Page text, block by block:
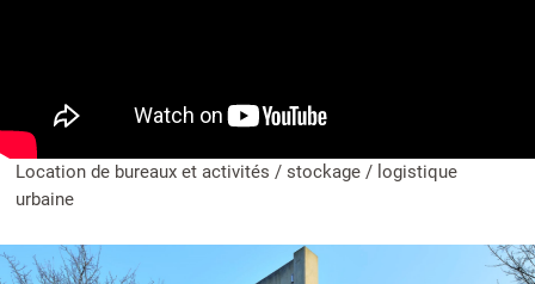
Location de bureaux et activités / stockage / logistique
urbaine